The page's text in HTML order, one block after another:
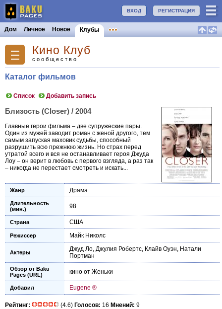
РЕГИСТРАЦИЯ
ВХОД
Дом Личное Новое Клубы
Кино Клуб
сообщество
Каталог фильмов
Список Добавить запись
Близость (Closer) / 2004
Главные герои фильма – две супружеские пары.
Один из мужей заводит роман с женой другого, тем
самым запуская маховик судьбы, способный
разрушить всю прежнюю жизнь. Но страх перед
утратой всего и вся не останавливает героя Джуда
Лоу – он верит в любовь с первого взгляда, а раз так
– никогда не перестает смотреть и искать...
Жанр Драма
Длительность
(мин.)
98
Страна США
Режиссер Майк Николс
Актеры Джуд Ло, Джулия Робертс, Клайв Оуэн, Натали
Портман
Обзор от Baku
Pages (URL)
кино от Женьки
Добавил Eugene ®
Рейтинг: (4.6) Голосов: 16 Мнений: 9